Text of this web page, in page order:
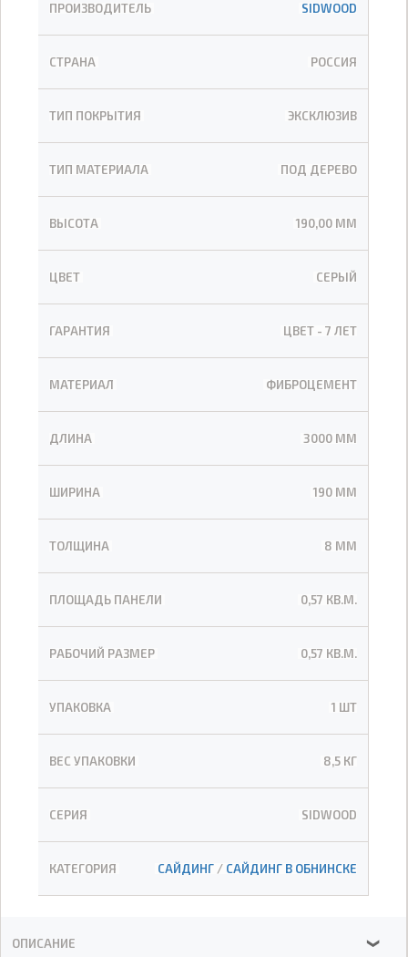
ПРОИЗВОДИТЕЛЬ SIDWOOD
СТРАНА РОССИЯ
ТИП ПОКРЫТИЯ ЭКСКЛЮЗИВ
ТИП МАТЕРИАЛА ПОД ДЕРЕВО
ВЫСОТА 190,00 ММ
ЦВЕТ СЕРЫЙ
ГАРАНТИЯ ЦВЕТ - 7 ЛЕТ
МАТЕРИАЛ ФИБРОЦЕМЕНТ
ДЛИНА 3000 ММ
ШИРИНА 190 ММ
ТОЛЩИНА 8 ММ
ПЛОЩАДЬ ПАНЕЛИ 0,57 КВ.М.
РАБОЧИЙ РАЗМЕР 0,57 КВ.М.
УПАКОВКА 1 ШТ
ВЕС УПАКОВКИ 8,5 КГ
СЕРИЯ SIDWOOD
КАТЕГОРИЯ САЙДИНГ / САЙДИНГ В ОБНИНСКЕ
ОПИСАНИЕ ❯